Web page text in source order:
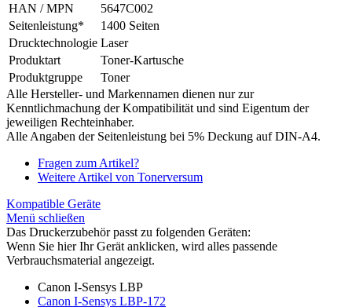
HAN / MPN
5647C002
Seitenleistung*
1400 Seiten
Drucktechnologie Laser
Produktart
Toner-Kartusche
Produktgruppe
Toner
Alle Hersteller- und Markennamen dienen nur zur
Kenntlichmachung der Kompatibilität und sind Eigentum der
jeweiligen Rechteinhaber.
Alle Angaben der Seitenleistung bei 5% Deckung auf DIN-A4.
Fragen zum Artikel?
Weitere Artikel von Tonerversum
Kompatible Geräte
Menü schließen
Das Druckerzubehör passt zu folgenden Geräten:
Wenn Sie hier Ihr Gerät anklicken, wird alles passende
Verbrauchsmaterial angezeigt.
Canon I-Sensys LBP
Canon I-Sensys LBP-172